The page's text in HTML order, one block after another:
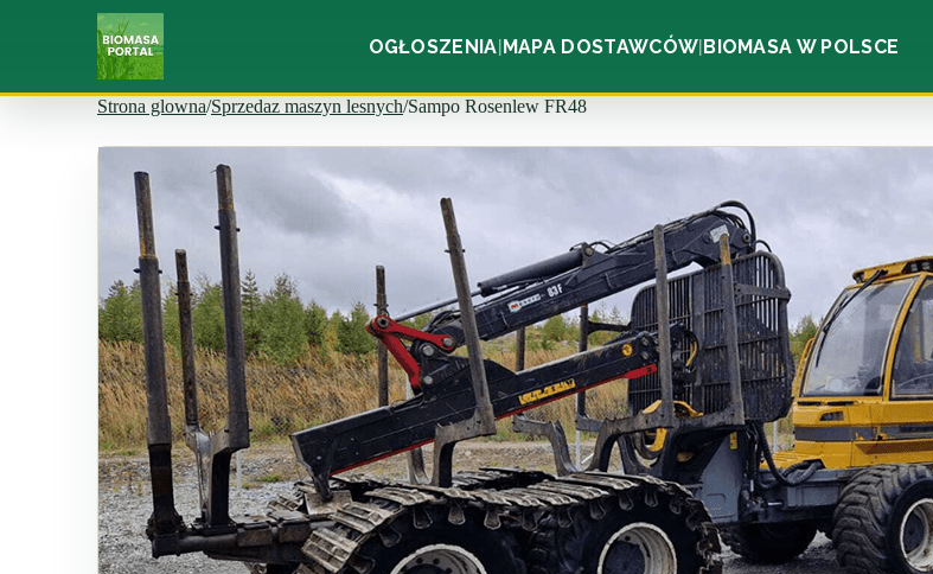
OGŁOSZENIA|MAPA DOSTAWCÓW|BIOMASA W POLSCE
Strona glowna/Sprzedaz maszyn lesnych/Sampo Rosenlew FR48